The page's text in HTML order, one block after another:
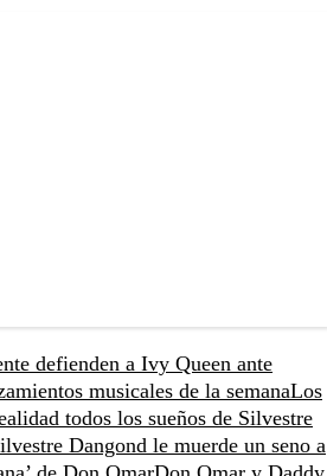
defienden a Ivy Queen ante
musicales de la semanaLos
todos los sueños de Silvestre
Dangond le muerde un seno a